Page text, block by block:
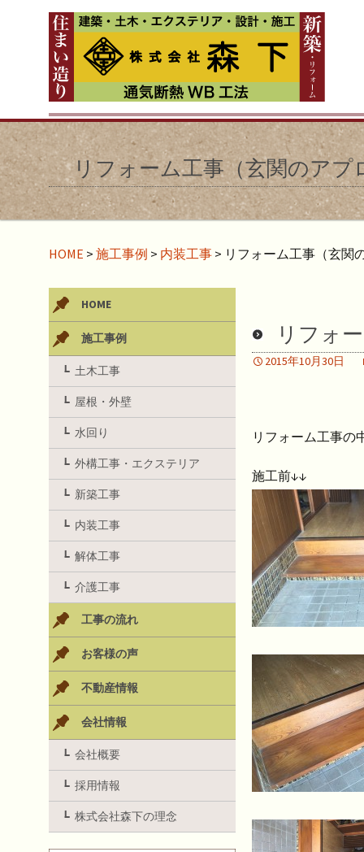
リフォーム工事（玄関のアプ
HOME > 施工事例 > 内装工事 > リフォーム工事（玄関
リフォ
2015年10月30日
リフォーム工事
施工前↓↓
HOME
施工事例
土木工事
屋根・外壁
水回り
外構工事・エクステリア
新築工事
内装工事
解体工事
介護工事
工事の流れ
お客様の声
不動産情報
会社情報
会社概要
採用情報
株式会社森下の理念